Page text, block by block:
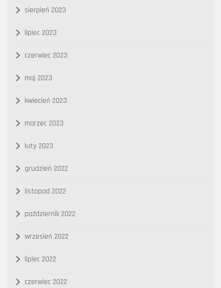
sierpień 2023
lipiec 2023
czerwiec 2023
maj 2023
kwiecień 2023
marzec 2023
luty 2023
grudzień 2022
listopad 2022
październik 2022
wrzesień 2022
lipiec 2022
czerwiec 2022